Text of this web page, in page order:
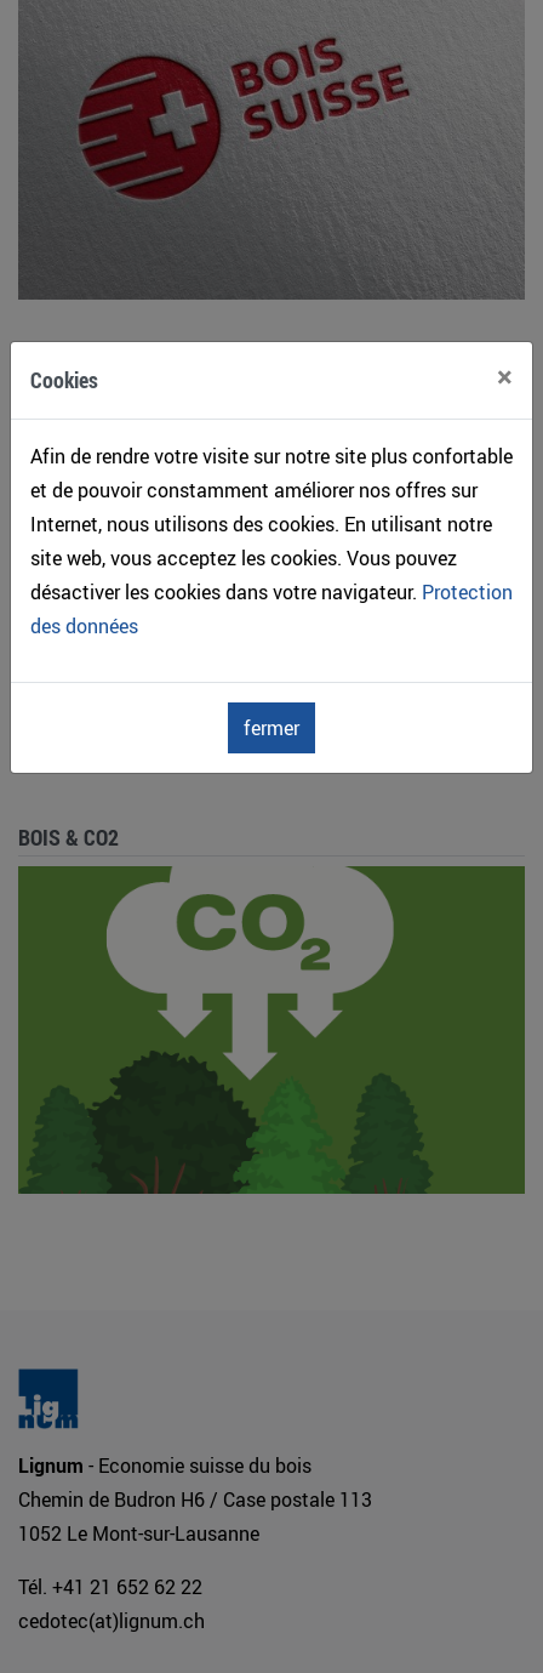
Cookies ×
Afin de rendre votre visite sur notre site plus confortable
et de pouvoir constamment améliorer nos offres sur
Internet, nous utilisons des cookies. En utilisant notre
site web, vous acceptez les cookies. Vous pouvez
désactiver les cookies dans votre navigateur. Protection
des données
fermer
Chiffres clés de la construction bois en Suisse pour les
investisseurs
BOIS & CO2
Lignum - Economie suisse du bois
Chemin de Budron H6 / Case postale 113
1052 Le Mont-sur-Lausanne
Tél. +41 21 652 62 22
cedotec(at)lignum.ch